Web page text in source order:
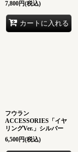
7,800円(税込)
カートに入れる
フウラン
ACCESSORIES「イヤ
リングVer.」シルバー
6,500円(税込)